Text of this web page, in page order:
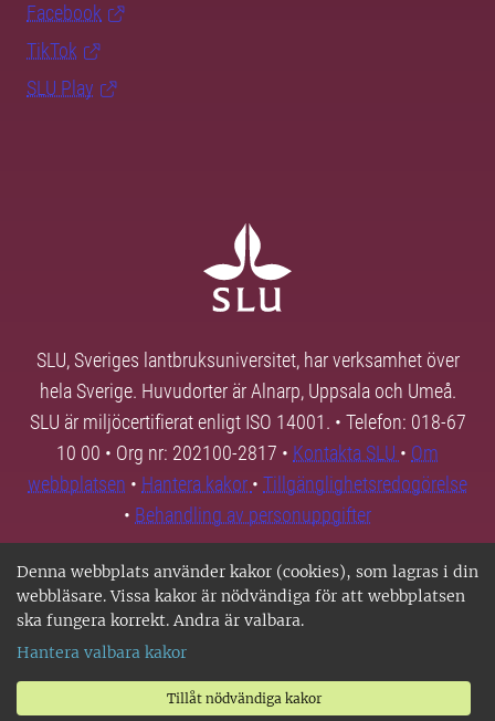
Denna webbplats använder kakor (cookies), som lagras i din
webbläsare. Vissa kakor är nödvändiga för att webbplatsen
ska fungera korrekt. Andra är valbara.
Hantera valbara kakor
Tillåt nödvändiga kakor
Facebook
TikTok
SLU Play
SLU, Sveriges lantbruksuniversitet, har verksamhet över
hela Sverige. Huvudorter är Alnarp, Uppsala och Umeå.
SLU är miljöcertifierat enligt ISO 14001. • Telefon: 018-67
10 00 • Org nr: 202100-2817 • Kontakta SLU • Om
webbplatsen • Hantera kakor • Tillgänglighetsredogörelse
• Behandling av personuppgifter